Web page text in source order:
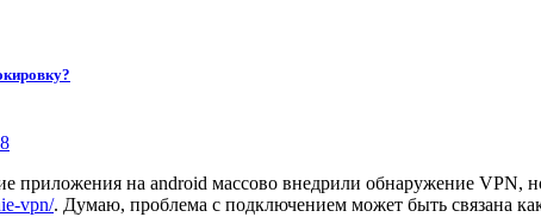
приложения на android массово внедрили обнаружение VPN,
vpn/. Думаю, проблема с подключением может быть связана